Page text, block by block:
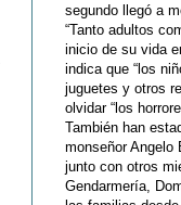
segundo llegó a
“Tanto adultos
inicio de su vida
indica que “los
juguetes y otros
olvidar “los
También han
monseñor Angelo
junto con otros
Gendarmería,